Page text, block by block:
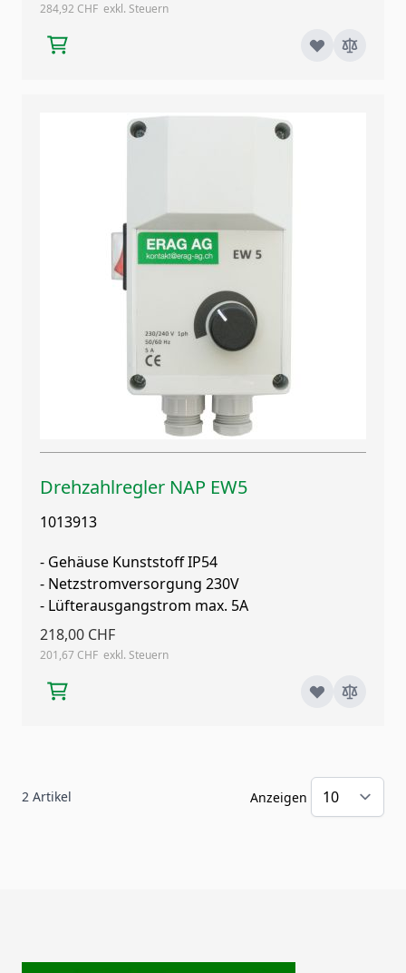
284,92 CHF
Drehzahlregler NAP EW5
1013913
- Gehäuse Kunststoff IP54
- Netzstromversorgung 230V
- Lüfterausgangstrom max. 5A
218,00 CHF
201,67 CHF
2 Artikel Anzeigen